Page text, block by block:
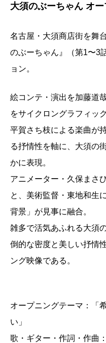
大須のぶーちゃん オ
名古屋・大須商店街を舞
のぶーちゃん』（第1〜3
ョン。
絵コンテ・演出を加藤道
をサイクロングラフィッ
平賀さち枝による楽曲が
る抒情性を軸に、大須の
かに表現。
アニメーター・久保まさ
と、美術監督・東地和生
背景」が見事に融合。
雑多で活気あふれる大須
倒的な密度と美しい抒情
ング映像である。
オープニングテーマ：「
い」
歌・ギター・作詞・作曲